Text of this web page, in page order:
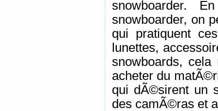
snowboarder.
snowboarder, on
qui pratiquent
lunettes,
snowboards,
acheter du
qui dÃ©sirent un
des camÃ©ras et